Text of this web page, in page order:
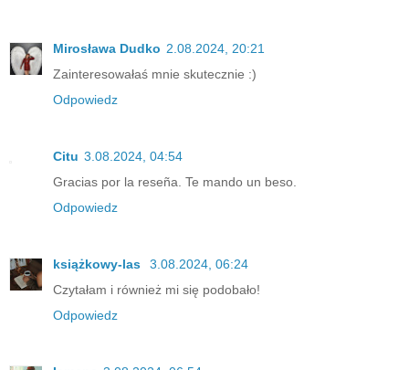
Mirosława Dudko 2.08.2024, 20:21
Zainteresowałaś mnie skutecznie :)
Odpowiedz
Citu 3.08.2024, 04:54
Gracias por la reseña. Te mando un beso.
Odpowiedz
książkowy-las
3.08.2024, 06:24
Czytałam i również mi się podobało!
Odpowiedz